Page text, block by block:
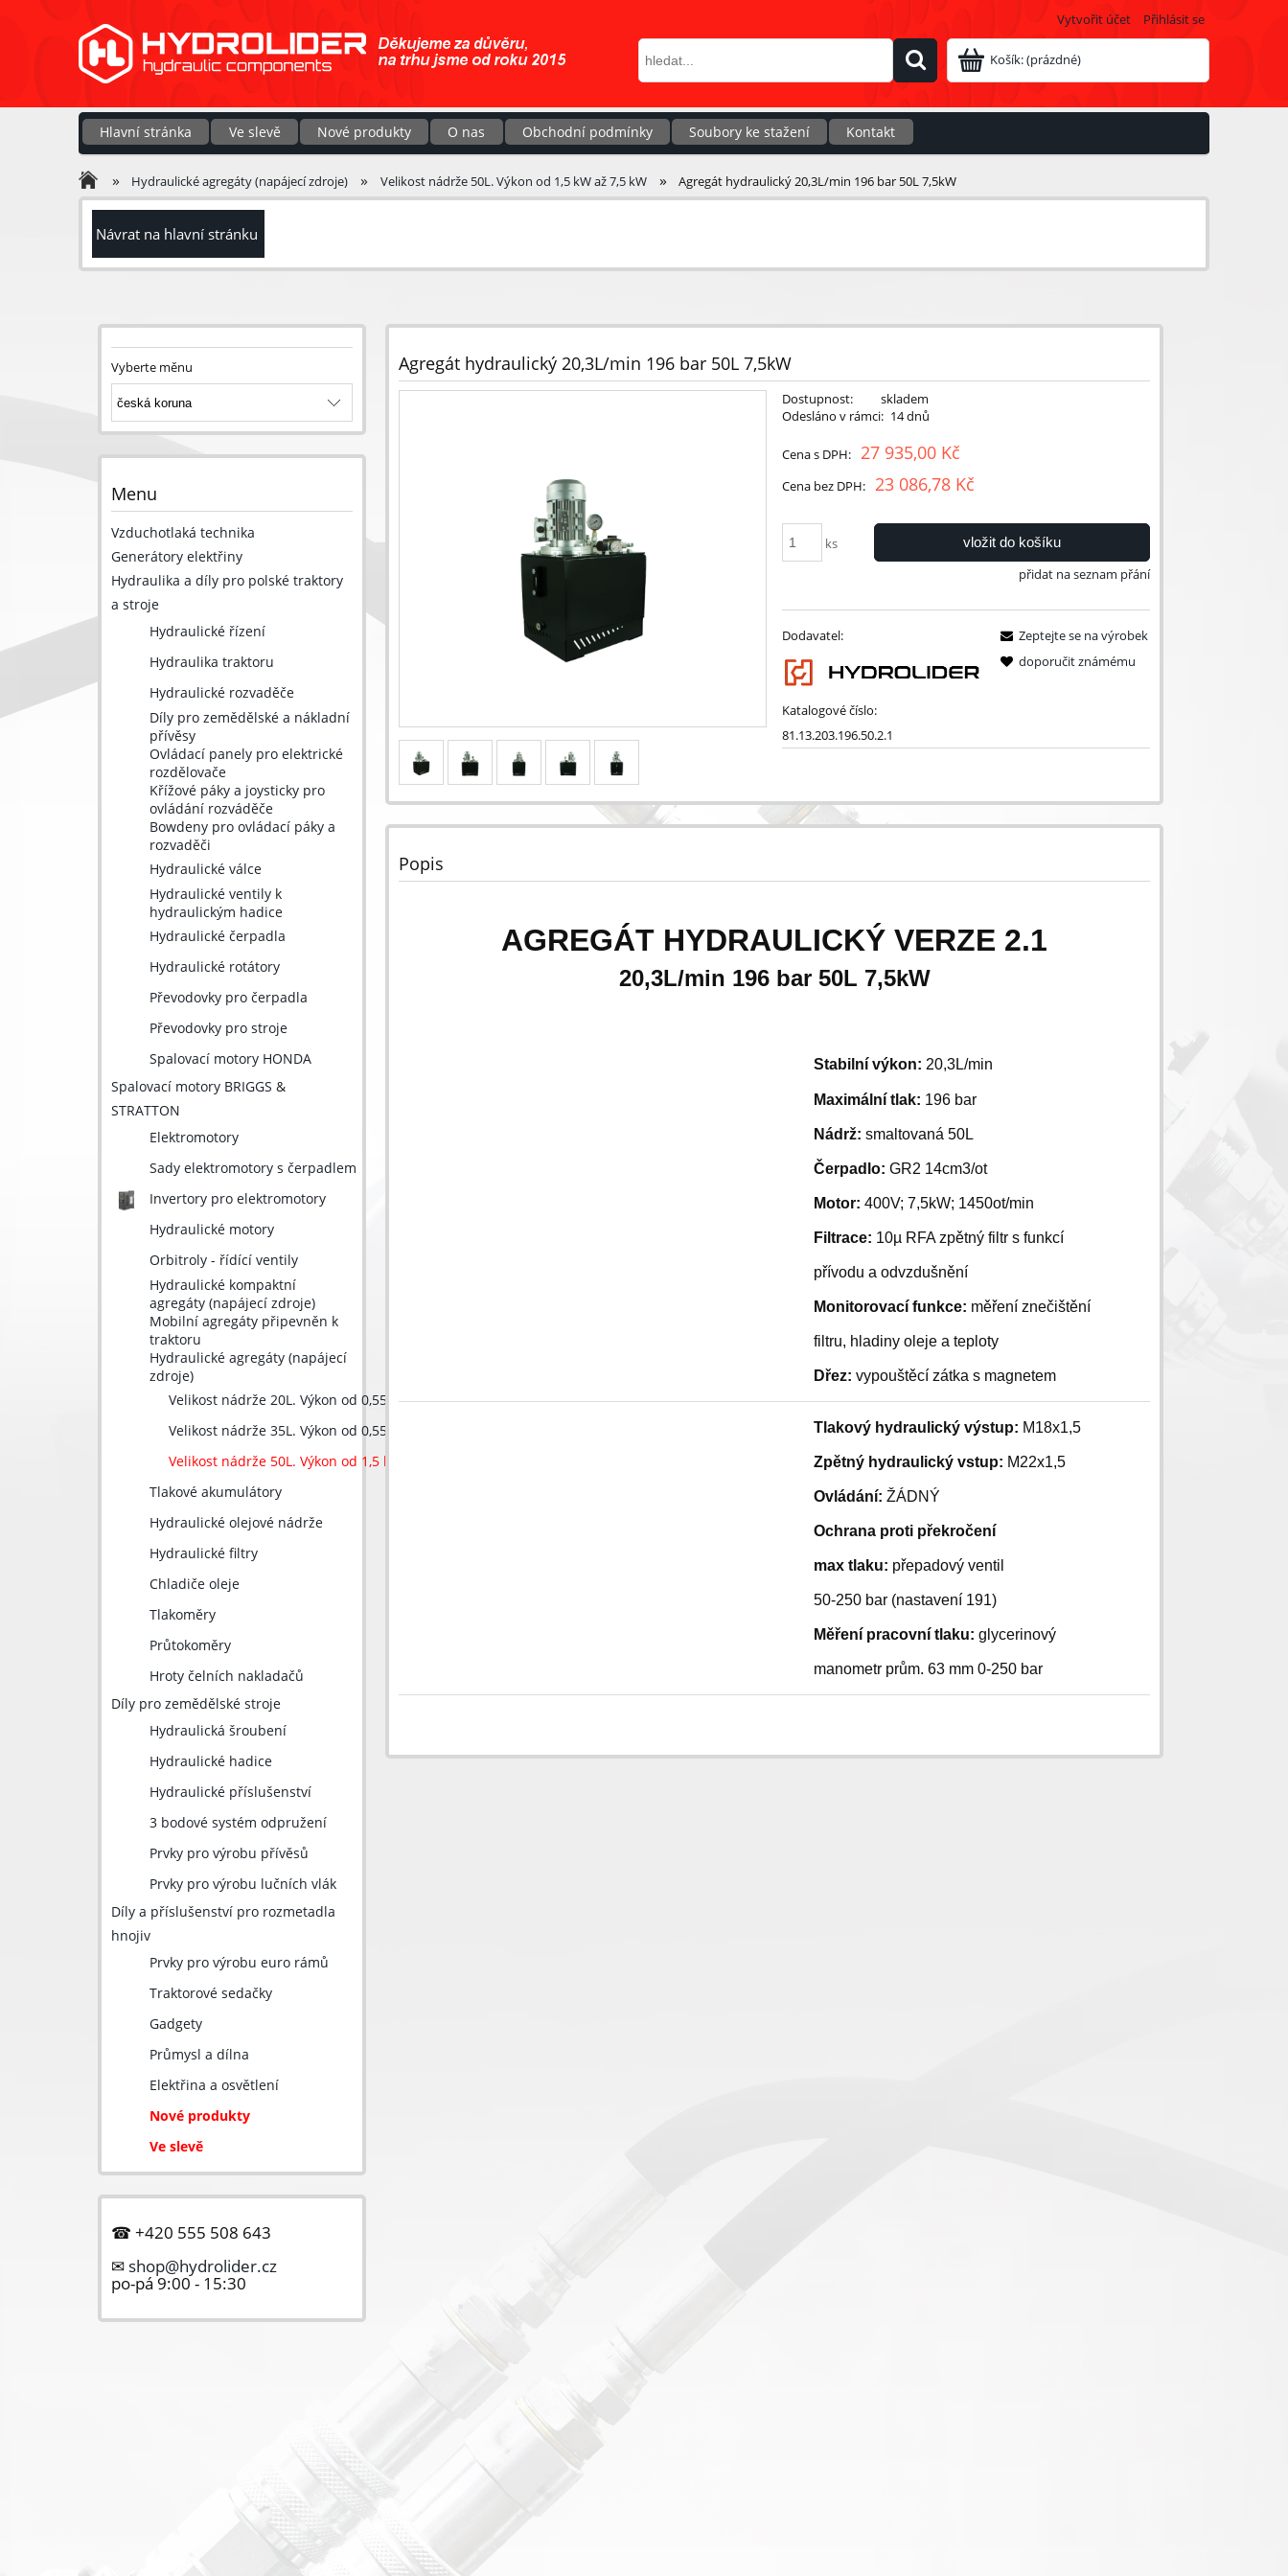
Vytvořit účet Přihlásit se
Košík:(prázdné)
Hlavní stránka Ve slevě Nové produkty O nas Obchodní podmínky Soubory ke stažení Kontakt
» Hydraulické agregáty (napájecí zdroje) » Velikost nádrže 50L. Výkon od 1,5 kW až 7,5 kW » Agregát hydraulický 20,3L/min 196 bar 50L 7,5kW
Návrat na hlavní stránku
Vyberte měnu
Menu
Vzduchotlaká technika
Generátory elektřiny
Hydraulika a díly pro polské traktory
a stroje
Hydraulické řízení
Hydraulika traktoru
Hydraulické rozvaděče
Díly pro zemědělské a nákladní
přívěsy
Ovládací panely pro elektrické
rozdělovače
Křížové páky a joysticky pro
ovládání rozváděče
Bowdeny pro ovládací páky a
rozvaděči
Hydraulické válce
Hydraulické ventily k
hydraulickým hadice
Hydraulické čerpadla
Hydraulické rotátory
Převodovky pro čerpadla
Převodovky pro stroje
Spalovací motory HONDA
Spalovací motory BRIGGS &
STRATTON
Elektromotory
Sady elektromotory s čerpadlem
Invertory pro elektromotory
Hydraulické motory
Orbitroly - řídící ventily
Hydraulické kompaktní
agregáty (napájecí zdroje)
Mobilní agregáty připevněn k
traktoru
Hydraulické agregáty (napájecí
zdroje)
Velikost nádrže 20L. Výkon od 0,55 kW až 2,2 kW
Velikost nádrže 35L. Výkon od 0,55 kW až 5,5 kW
Velikost nádrže 50L. Výkon od 1,5 kW až 7,5 kW
Tlakové akumulátory
Hydraulické olejové nádrže
Hydraulické filtry
Chladiče oleje
Tlakoměry
Průtokoměry
Hroty čelních nakladačů
Díly pro zemědělské stroje
Hydraulická šroubení
Hydraulické hadice
Hydraulické příslušenství
3 bodové systém odpružení
Prvky pro výrobu přívěsů
Prvky pro výrobu lučních vlák
Díly a příslušenství pro rozmetadla
hnojiv
Prvky pro výrobu euro rámů
Traktorové sedačky
Gadgety
Průmysl a dílna
Elektřina a osvětlení
Nové produkty
Ve slevě
☎ +420 555 508 643
✉ shop@hydrolider.cz
po-pá 9:00 - 15:30
Agregát hydraulický 20,3L/min 196 bar 50L 7,5kW
Dostupnost:
skladem
Odesláno v rámci: 14 dnů
Cena s DPH: 27 935,00 Kč
Cena bez DPH: 23 086,78 Kč
ks vložit do košíku
přidat na seznam přání
Dodavatel:
Katalogové číslo:
81.13.203.196.50.2.1
Zeptejte se na výrobek
doporučit známému
Popis
AGREGÁT HYDRAULICKÝ VERZE 2.1
20,3L/min 196 bar 50L 7,5kW
Stabil ní výkon: 20,3L/min
Maximální tlak: 196 bar
Nádrž: smaltovaná 50L
Čerpadlo: GR2 14cm3/ot
Motor: 400V; 7,5kW; 1450ot/min
Filtrace: 10µ RFA zpětný filtr s funkcí
přívodu a odvzdušnění
Monitorovací funkce: měření znečištění
filtru, hladiny oleje a teploty
Dřez: vypouštěcí zátka s magnetem
Tlakový hydraulický výstup: M18x1,5
Zpětný hydraulický vstup: M22x1,5
Ovládání: ŽÁDNÝ
Ochrana proti překročení
max tlaku: přepadový ventil
50-250 bar (nastavení 191)
Měření pracovní tlaku: glycerinový
manometr prům. 63 mm 0-250 bar